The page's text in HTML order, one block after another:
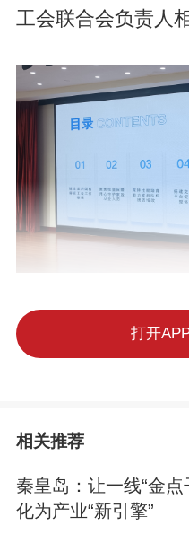
工会联合会负责人
打开
相关推荐
秦皇岛：让一线“金点
化为产业“新引擎”